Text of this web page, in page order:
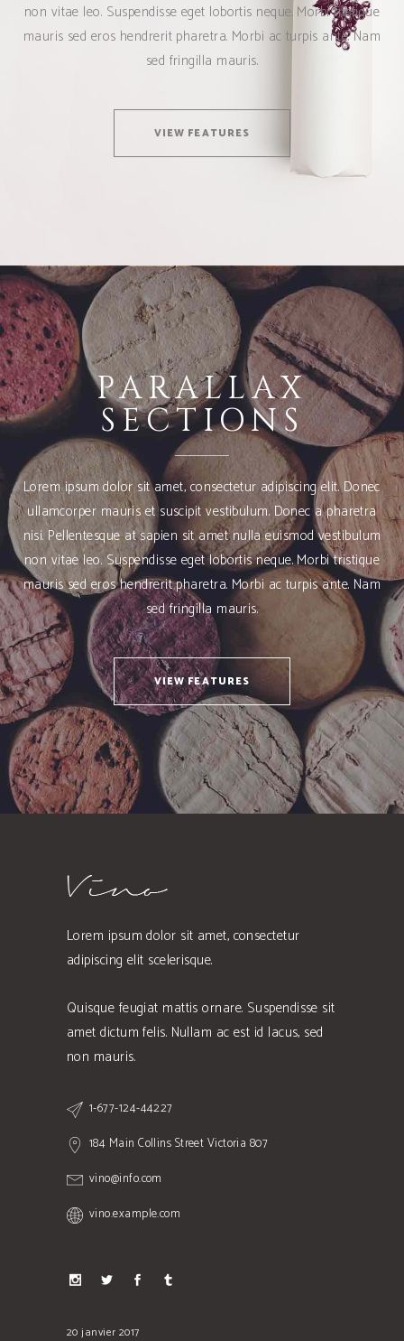
non vitae leo. Suspendisse eget lobortis neque. Morbi tristique
mauris sed eros hendrerit pharetra. Morbi ac turpis ante. Nam
sed fringilla mauris.
VIEW FEATURES
PARALLAX
SECTIONS
Lorem ipsum dolor sit amet, consectetur adipiscing elit. Donec
ullamcorper mauris et suscipit vestibulum. Donec a pharetra
nisi. Pellentesque at sapien sit amet nulla euismod vestibulum
non vitae leo. Suspendisse eget lobortis neque. Morbi tristique
mauris sed eros hendrerit pharetra. Morbi ac turpis ante. Nam
sed fringilla mauris.
VIEW FEATURES
Lorem ipsum dolor sit amet, consectetur
adipiscing elit scelerisque.
Quisque feugiat mattis ornare. Suspendisse sit
amet dictum felis. Nullam ac est id lacus, sed
non mauris.
1-677-124-44227
184 Main Collins Street Victoria 807
vino@info.com
vino.example.com
20 janvier 2017